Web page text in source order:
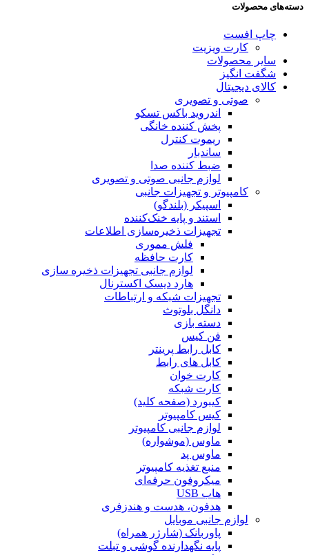
دسته‌های محصولات
چاپ افست
کارت ویزیت
سایر محصولات
شگفت انگیز
کالای دیجیتال
صوتی و تصویری
اندروید باکس تسکو
پخش کننده خانگی
ریموت کنترل
ساندبار
ضبط کننده صدا
لوازم جانبی صوتی و تصویری
کامپیوتر و تجهیزات جانبی
اسپیکر (بلندگو)
استند و پایه خنک‌کننده
تجهیزات ذخیره‌سازی اطلاعات
فلش مموری
کارت حافظه
لوازم جانبی تجهیزات ذخیره سازی
هارد دیسک اکسترنال
تجهیزات شبکه و ارتباطات
دانگل بلوتوث
دسته بازی
فن کیس
کابل رابط پرینتر
کابل های رابط
کارت خوان
کارت شبکه
کیبورد (صفحه کلید)
کیس کامپیوتر
لوازم جانبی کامپیوتر
ماوس (موشواره)
ماوس پد
منبع تغذیه کامپیوتر
میکروفون حرفه‌ای
هاب USB
هدفون، هدست و هندزفری
لوازم جانبی موبایل
پاوربانک (شارژر همراه)
پایه نگهدارنده گوشی و تبلت